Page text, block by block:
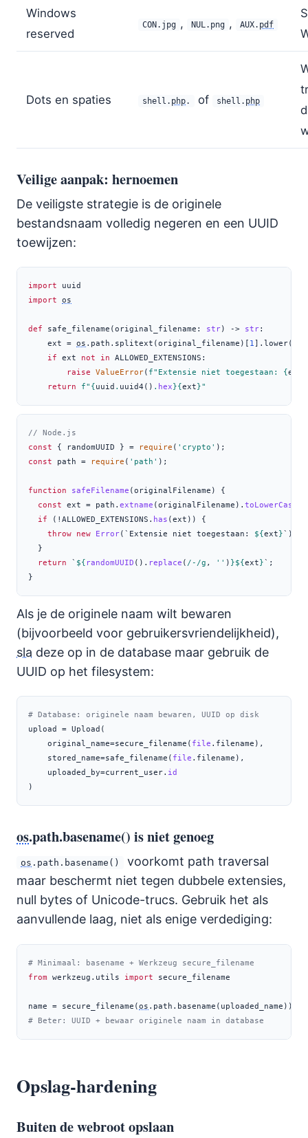
Windows
reserved
CON.jpg , NUL.png , AUX. pdf
Dots en spaties shell. php. of shell. php
Veilige aanpak: hernoemen
De veiligste strategie is de originele
bestandsnaam volledig negeren en een UUID
toewijzen:
import uuid
import
os
def safe_filename(original_filename: str) -> str:
    ext
= os .path.splitext(original_filename)[ 1 ].lower()
if ext not in ALLOWED_EXTENSIONS:
raise
ValueError( f"Extensie niet toegestaan: { ext
return
f" { uuid . uuid4() . hex }{ ext }"
// Node.js
const { randomUUID } = require ( 'crypto' ) ;
const path = require ( 'path' ) ;
function safeFilename (originalFilename) {
const ext = path . extname (originalFilename) . toLowerCase
if ( ! ALLOWED_EXTENSIONS . has (ext)) {
throw
new Error( `Extensie niet toegestaan: ${ext}` )
  }
return
` ${ randomUUID () . replace ( /-/g , '' ) }${ext}` ;
}
Als je de originele naam wilt bewaren
(bijvoorbeeld voor gebruikersvriendelijkheid),
sla deze op in de database maar gebruik de
UUID op het filesystem:
# Database: originele naam bewaren, UUID op disk
upload = Upload(
    original_name
=secure_filename( file .filename),
    stored_name
=safe_filename( file .filename),
    uploaded_by
=current_user. id
)
os.path.basename() is niet genoeg
os .path.basename()
voorkomt path traversal
maar beschermt niet tegen dubbele extensies,
null bytes of Unicode-trucs. Gebruik het als
aanvullende laag, niet als enige verdediging:
# Minimaal: basename + Werkzeug secure_filename
from werkzeug.utils import secure_filename
name = secure_filename(os .path.basename(uploaded_name))
# Beter: UUID + bewaar originele naam in database
Opslag-hardening
Buiten de webroot opslaan